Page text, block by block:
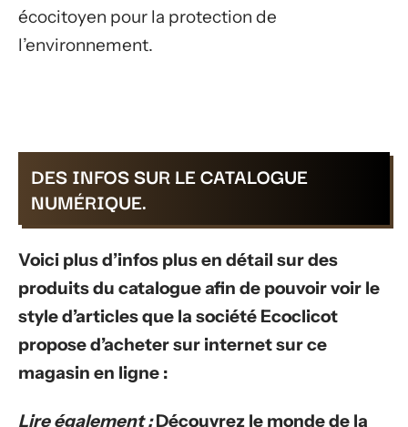
écocitoyen pour la protection de
l’environnement.
DES INFOS SUR LE CATALOGUE
NUMÉRIQUE.
Voici plus d’infos plus en détail sur des
produits du catalogue afin de pouvoir voir le
style d’articles que la société Ecoclicot
propose d’acheter sur internet sur ce
magasin en ligne :
Lire également : Découvrez le monde de la